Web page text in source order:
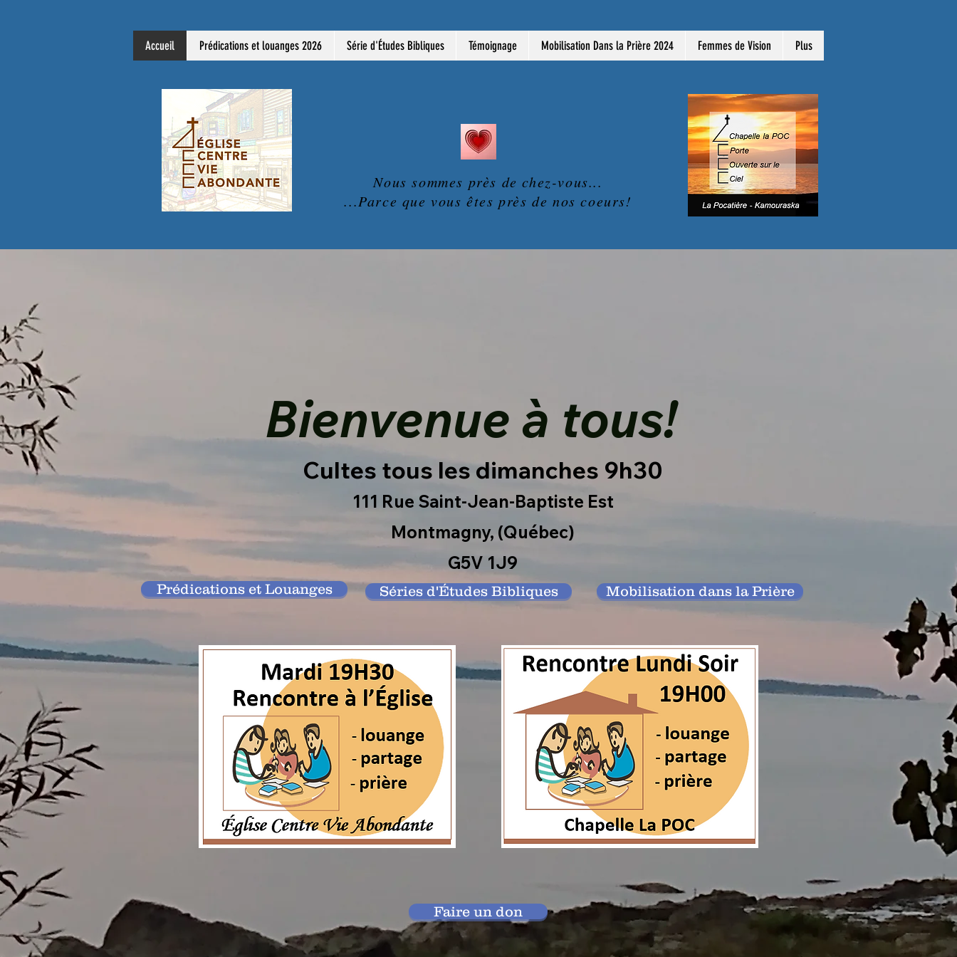
Accueil Prédications et louanges 2026 Série d'Études Bibliques Témoignage Mobilisation Dans la Prière 2024 Femmes de Vision Plus
Nous sommes près de chez-vous...
...Parce que vous êtes près de nos coeurs!
Bienvenue à tous!
Cultes tous les dimanches 9h30
111 Rue Saint-Jean-Baptiste Est
Montmagny, (Québec)
G5V 1J9
Prédications et Louanges Séries d'Études Bibliques Mobilisation dans la Prière
Faire un don